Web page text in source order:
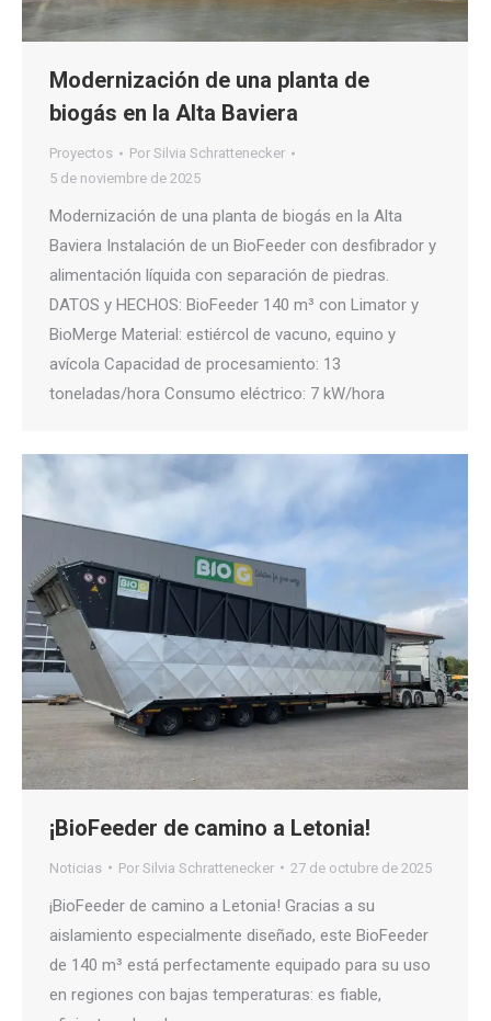
Modernización de una planta de
biogás en la Alta Baviera
Proyectos Por Silvia Schrattenecker
5 de noviembre de 2025
Modernización de una planta de biogás en la Alta
Baviera Instalación de un BioFeeder con desfibrador y
alimentación líquida con separación de piedras.
DATOS y HECHOS: BioFeeder 140 m³ con Limator y
BioMerge Material: estiércol de vacuno, equino y
avícola Capacidad de procesamiento: 13
toneladas/hora Consumo eléctrico: 7 kW/hora
¡BioFeeder de camino a Letonia!
Noticias Por Silvia Schrattenecker 27 de octubre de 2025
¡BioFeeder de camino a Letonia! Gracias a su
aislamiento especialmente diseñado, este BioFeeder
de 140 m³ está perfectamente equipado para su uso
en regiones con bajas temperaturas: es fiable,